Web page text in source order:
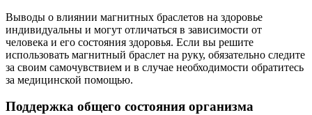
Выводы о влиянии магнитных браслетов на здоровье
индивидуальны и могут отличаться в зависимости от
человека и его состояния здоровья. Если вы решите
использовать магнитный браслет на руку, обязательно следите
за своим самочувствием и в случае необходимости обратитесь
за медицинской помощью.
Поддержка общего состояния организма